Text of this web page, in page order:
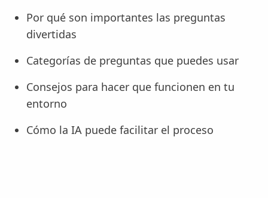
Por qué son importantes las preguntas
divertidas
Categorías de preguntas que puedes usar
Consejos para hacer que funcionen en tu
entorno
Cómo la IA puede facilitar el proceso